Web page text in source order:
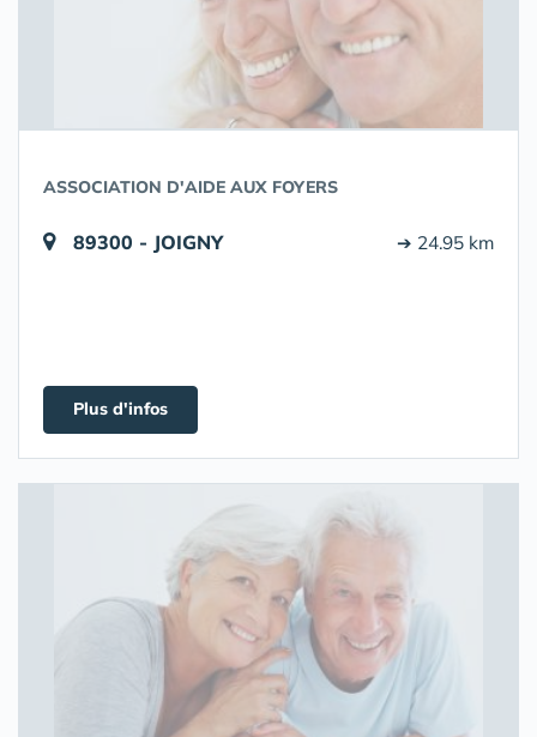
ASSOCIATION D'AIDE AUX FOYERS
89300 - JOIGNY ➔ 24.95 km
Plus d'infos